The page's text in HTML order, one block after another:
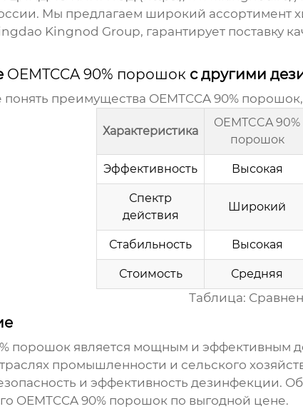
Мы предлагаем широкий
Kingnod Group, гарантирует поставку
OEMTCCA 90% порошокс другими
преимущества OEMTCCA 90% порошок
Характеристика
OEMTCCA 90%
порошок
Эффективность Высокая
Спектр
действия
Широкий
Стабильность Высокая
Стоимость Средняя
Таблица:
порошокявляется мощным и эффективным
промышленности и сельского
и эффективность
OEMTCCA 90% порошокпо выгодной цене.